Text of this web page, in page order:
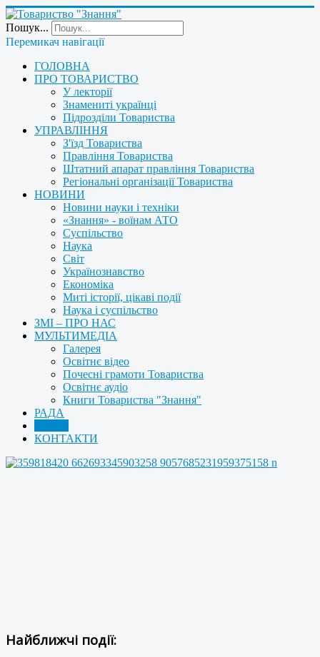
Пошук...
Перемикач навігації
ГОЛОВНА
ПРО ТОВАРИСТВО
У лекторії
Знамениті українці
Підрозділи Товариства
УПРАВЛІННЯ
З'їзд Товариства
Правління Товариства
Штатний апарат правління Товариства
Регіональні організації Товариства
НОВИНИ
Новини науки і техніки
«Знання» - воїнам АТО
Суспільство
Наука
Світ
Українознавство
Економіка
Миті історії, цікаві події
Наука і суспільство
ЗМІ – ПРО НАС
МУЛЬТИМЕДІА
Галерея
Освітнє відео
Почесні грамоти Товариства
Освітнє аудіо
Книги Товариства "Знання"
РАДА
КОНТАКТИ
Найближчі події: